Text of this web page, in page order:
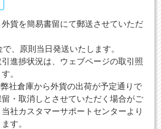
貨を簡易書留にて郵送させていただ
、原則当日発送いたします。
進捗状況は、ウェブページの取引照
。
社倉庫から外貨の出荷が予定通りで
・取消しとさせていただく場合がご
社カスタマーサポートセンターより
す。